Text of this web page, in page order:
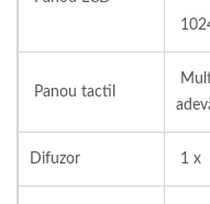
Panou tactil
Difuzor 1 x